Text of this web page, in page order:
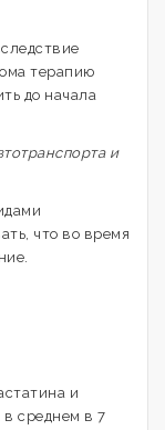
терапию
до начала
и
что во время
и
в среднем в 7